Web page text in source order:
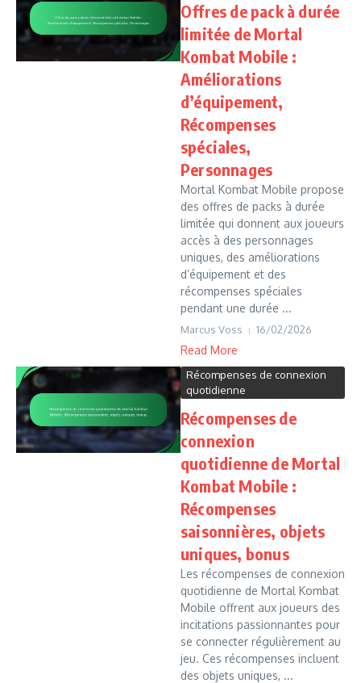
Offres de pack à durée
limitée de Mortal
Kombat Mobile :
Améliorations
d’équipement,
Récompenses
spéciales,
Personnages
Mortal Kombat Mobile propose
des offres de packs à durée
limitée qui donnent aux joueurs
accès à des personnages
uniques, des améliorations
d’équipement et des
récompenses spéciales
pendant une durée ...
Marcus Voss 16/02/2026
Read More
Récompenses de connexion
quotidienne
Récompenses de
connexion
quotidienne de Mortal
Kombat Mobile :
Récompenses
saisonnières, objets
uniques, bonus
Les récompenses de connexion
quotidienne de Mortal Kombat
Mobile offrent aux joueurs des
incitations passionnantes pour
se connecter régulièrement au
jeu. Ces récompenses incluent
des objets uniques, ...